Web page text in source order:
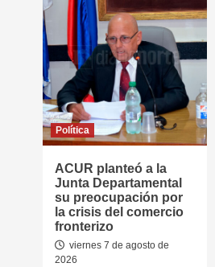
Política
ACUR planteó a la
Junta Departamental
su preocupación por
la crisis del comercio
fronterizo
viernes 7 de agosto de
2026